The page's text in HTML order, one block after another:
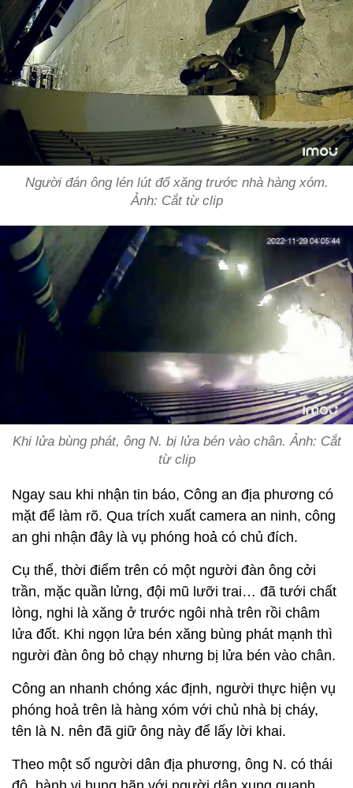
Người đán ông lén lút đổ xăng trước nhà hàng xóm.
Ảnh: Cắt từ clip
Khi lửa bùng phát, ông N. bị lửa bén vào chân. Ảnh: Cắt
từ clip
Ngay sau khi nhận tin báo, Công an địa phương có
mặt để làm rõ. Qua trích xuất camera an ninh, công
an ghi nhận đây là vụ phóng hoả có chủ đích.
Cụ thể, thời điểm trên có một người đàn ông cởi
trần, mặc quần lửng, đội mũ lưỡi trai… đã tưới chất
lòng, nghi là xăng ở trước ngôi nhà trên rồi châm
lửa đốt. Khi ngọn lửa bén xăng bùng phát mạnh thì
người đàn ông bỏ chạy nhưng bị lửa bén vào chân.
Công an nhanh chóng xác định, người thực hiện vụ
phóng hoả trên là hàng xóm với chủ nhà bị cháy,
tên là N. nên đã giữ ông này để lấy lời khai.
Theo một số người dân địa phương, ông N. có thái